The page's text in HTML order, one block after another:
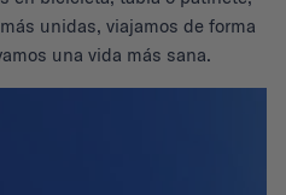
unidas, viajamos de forma
una vida más sana.